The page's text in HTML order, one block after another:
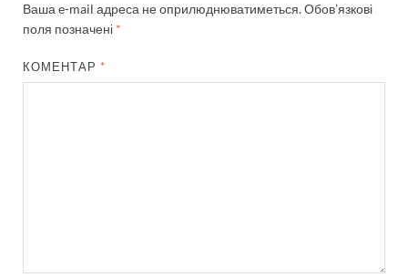
Ваша e-mail адреса не оприлюднюватиметься.Обов’язкові
поля позначені *
КОМЕНТАР *